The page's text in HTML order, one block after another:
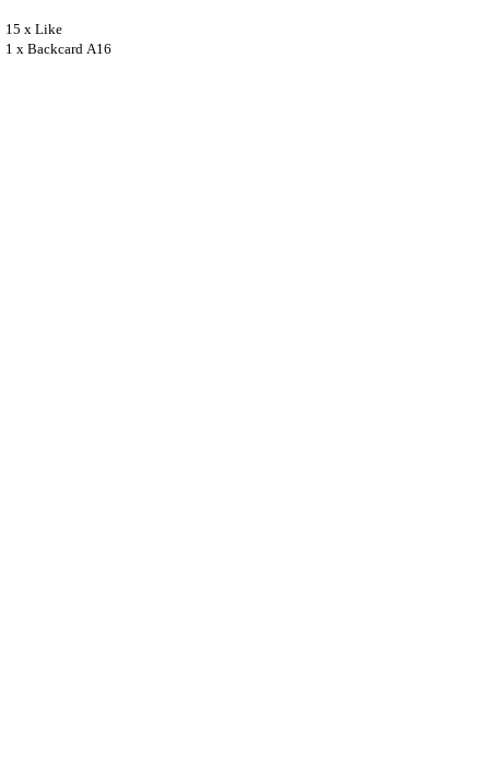
15 x Like
1 x Backcard A16